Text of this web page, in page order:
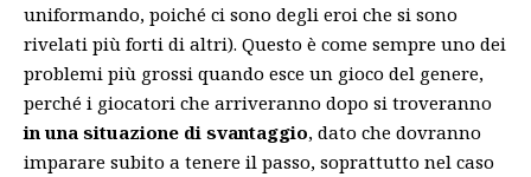
uniformando, poiché ci sono degli eroi che si sono
rivelati più forti di altri). Questo è come sempre uno dei
problemi più grossi quando esce un gioco del genere,
perché i giocatori che arriveranno dopo si troveranno
in una situazione di svantaggio, dato che dovranno
imparare subito a tenere il passo, soprattutto nel caso